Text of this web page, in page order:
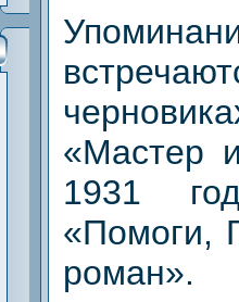
«Мастер
1931
«Помоги,
роман».